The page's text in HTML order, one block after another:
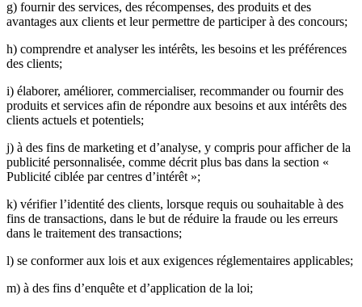
g) fournir des services, des récompenses, des produits et des
avantages aux clients et leur permettre de participer à des concours;
h) comprendre et analyser les intérêts, les besoins et les préférences
des clients;
i) élaborer, améliorer, commercialiser, recommander ou fournir des
produits et services afin de répondre aux besoins et aux intérêts des
clients actuels et potentiels;
j) à des fins de marketing et d’analyse, y compris pour afficher de la
publicité personnalisée, comme décrit plus bas dans la section «
Publicité ciblée par centres d’intérêt »;
k) vérifier l’identité des clients, lorsque requis ou souhaitable à des
fins de transactions, dans le but de réduire la fraude ou les erreurs
dans le traitement des transactions;
l) se conformer aux lois et aux exigences réglementaires applicables;
m) à des fins d’enquête et d’application de la loi;